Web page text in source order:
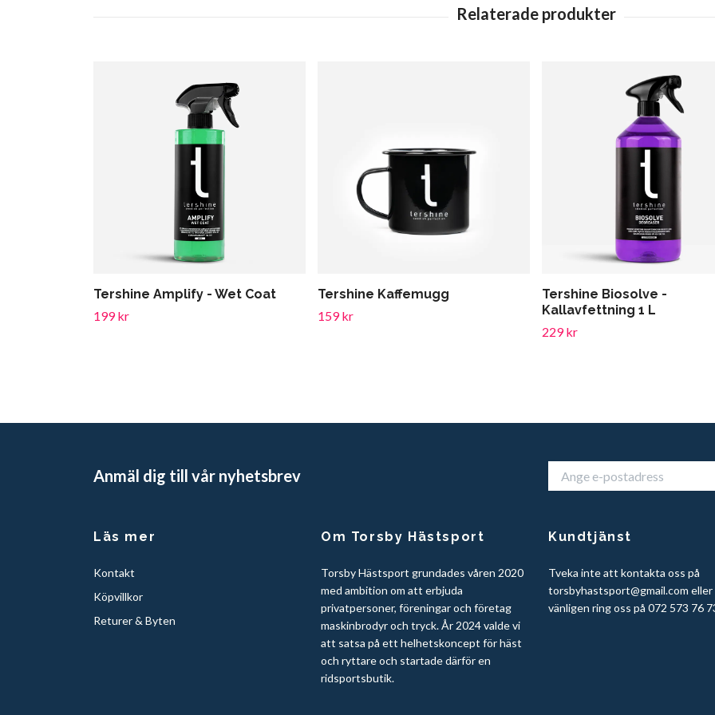
Tershine Amplify - Wet Coat
199 kr
Tershine Kaffemugg
159 kr
Tershine Biosolve -
Kallavfettning 1 L
229 kr
Anmäl dig till vår nyhetsbrev
Läs mer
Kontakt
Köpvillkor
Returer & Byten
Om Torsby Hästsport
Torsby Hästsport grundades våren 2020
med ambition om att erbjuda
privatpersoner, föreningar och företag
maskinbrodyr och tryck. År 2024 valde vi
att satsa på ett helhetskoncept för häst
och ryttare och startade därför en
ridsportsbutik.
Kundtjänst
Tveka inte att kontakta oss på
torsbyhastsport@gmail.com eller
vänligen ring oss på 072 573 76